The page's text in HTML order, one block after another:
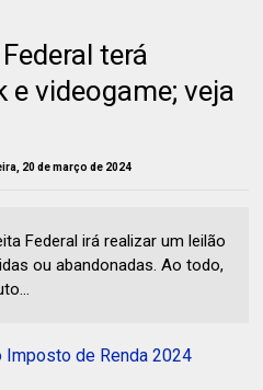
terá
videogame; veja
20 de março de 2024
Federal irá realizar um leilão
ou abandonadas. Ao todo,
Imposto de Renda 2024